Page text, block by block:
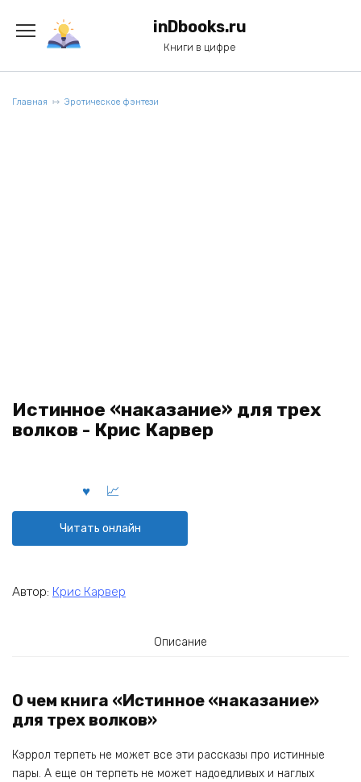
содержанию
inDbooks.ru
Книги в цифре
Главная Эротическое фэнтези
Истинное «наказание» для трех
волков - Крис Карвер
Читать онлайн
Автор: Крис Карвер
Описание
О чем книга «Истинное «наказание»
для трех волков»
Кэррол терпеть не может все эти рассказы про истинные
пары. А еще он терпеть не может надоедливых и наглых